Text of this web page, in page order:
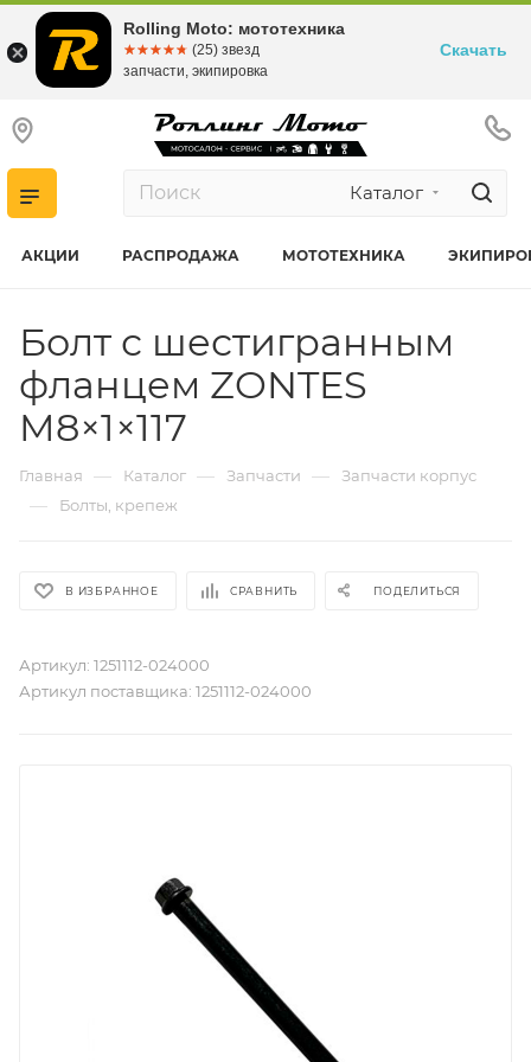
Каталог
АКЦИИ РАСПРОДАЖА МОТОТЕХНИКА
Болт с шестигранным
фланцем ZONTES
M8×1×117
Главная — Каталог — Запчасти — Запчасти корпус
— Болты, крепеж
В ИЗБРАННОЕ СРАВНИТЬ ПОДЕЛИТЬСЯ
Артикул: 1251112-024000
Артикул поставщика: 1251112-024000
Rolling Moto: мототехника
☆☆☆☆☆
★★★★★ (25) звезд
запчасти, экипировка
Скачать